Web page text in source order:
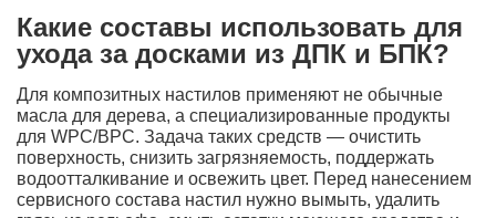
Какие составы использовать для
ухода за досками из ДПК и БПК?
Для композитных настилов применяют не обычные
масла для дерева, а специализированные продукты
для WPC/BPC. Задача таких средств — очистить
поверхность, снизить загрязняемость, поддержать
водоотталкивание и освежить цвет. Перед нанесением
сервисного состава настил нужно вымыть, удалить